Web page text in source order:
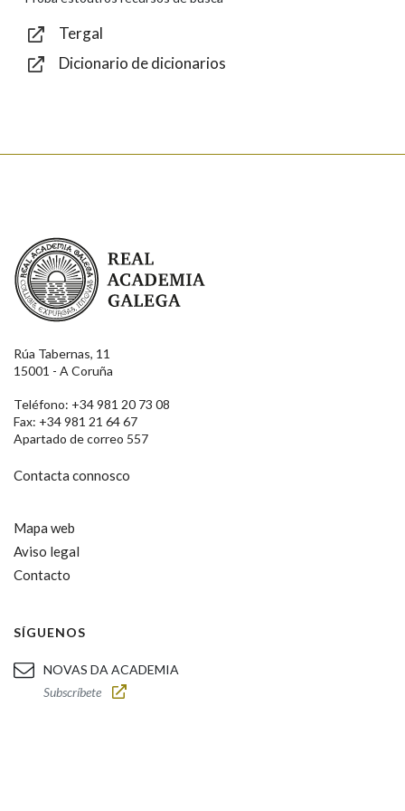
Tergal
Dicionario de dicionarios
Real Academia Galega
Rúa Tabernas, 11
15001 - A Coruña
Teléfono: +34 981 20 73 08
Fax: +34 981 21 64 67
Apartado de correo 557
Contacta connosco
Mapa web
Aviso legal
Contacto
SÍGUENOS
NOVAS DA ACADEMIA
Subscríbete